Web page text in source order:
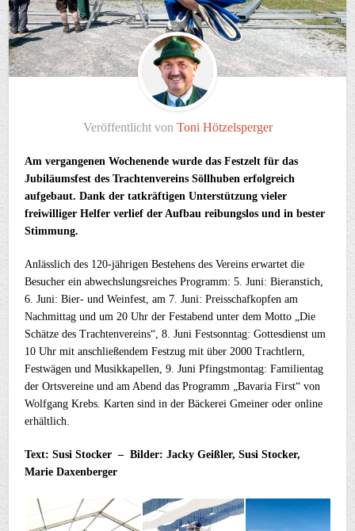
Veröffentlicht von Toni Hötzelsperger
Am vergangenen Wochenende wurde das Festzelt für das
Jubiläumsfest des Trachtenvereins Söllhuben erfolgreich
aufgebaut. Dank der tatkräftigen Unterstützung vieler
freiwilliger Helfer verlief der Aufbau reibungslos und in bester
Stimmung.
Anlässlich des 120-jährigen Bestehens des Vereins erwartet die
Besucher ein abwechslungsreiches Programm: 5. Juni: Bieranstich,
6. Juni: Bier- und Weinfest, am 7. Juni: Preisschafkopfen am
Nachmittag und um 20 Uhr der Festabend unter dem Motto „Die
Schätze des Trachtenvereins“, 8. Juni Festsonntag: Gottesdienst um
10 Uhr mit anschließendem Festzug mit über 2000 Trachtlern,
Festwägen und Musikkapellen, 9. Juni Pfingstmontag: Familientag
der Ortsvereine und am Abend das Programm „Bavaria First“ von
Wolfgang Krebs. Karten sind in der Bäckerei Gmeiner oder online
erhältlich.
Text: Susi Stocker – Bilder: Jacky Geißler, Susi Stocker,
Marie Daxenberger